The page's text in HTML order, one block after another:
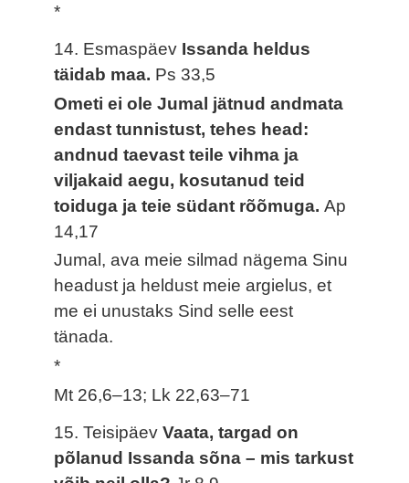
*
14. Esmaspäev Issanda heldus
täidab maa. Ps 33,5
Ometi ei ole Jumal jätnud andmata
endast tunnistust, tehes head:
andnud taevast teile vihma ja
viljakaid aegu, kosutanud teid
toiduga ja teie südant rõõmuga.Ap
14,17
Jumal, ava meie silmad nägema Sinu
headust ja heldust meie argielus, et
me ei unustaks Sind selle eest
tänada.
*
Mt 26,6–13; Lk 22,63–71
15. TeisipäevVaata, targad on
põlanud Issanda sõna – mis tarkust